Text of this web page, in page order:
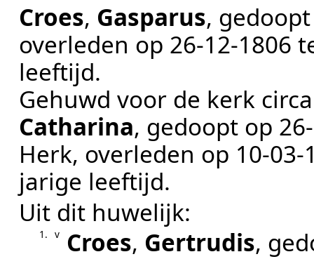
Croes, Gasparus,
overleden op 26‑12‑1806
leeftijd.
Gehuwd voor de kerk
Catharina, gedoopt op
Herk, overleden op
jarige leeftijd.
Uit dit huwelijk:
1. v Croes, Gertrudis,